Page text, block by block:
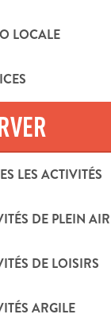
LOCALE
LES ACTIVITÉS
DE PLEIN AIR
DE LOISIRS
ARGILE
un lieu
de
d'État,
que baby
au pied
fédéraux